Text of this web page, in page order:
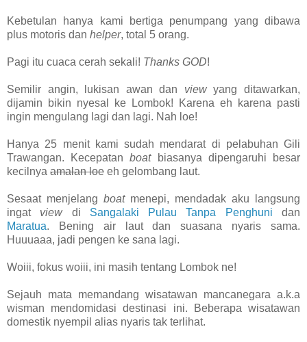
Kebetulan hanya kami bertiga penumpang yang dibawa
plus motoris dan helper, total 5 orang.
Pagi itu cuaca cerah sekali! Thanks GOD!
Semilir angin, lukisan awan dan viewyang ditawarkan,
dijamin bikin nyesal ke Lombok! Karena eh karena pasti
ingin mengulang lagi dan lagi. Nah loe!
Hanya 25 menit kami sudah mendarat di pelabuhan Gili
Trawangan. Kecepatanboatbiasanya dipengaruhi besar
kecilnya amalan loe eh gelombang laut.
Sesaat menjelang boatmenepi, mendadak aku langsung
ingat viewdi Sangalaki Pulau Tanpa Penghuni dan
Maratua. Bening air laut dan suasana nyaris sama.
Huuuaaa, jadi pengen ke sana lagi.
Woiii, fokus woiii, ini masih tentang Lombok ne!
Sejauh mata memandang wisatawan mancanegara a.k.a
wisman mendomidasi destinasi ini. Beberapa wisatawan
domestik nyempil alias nyaris tak terlihat.